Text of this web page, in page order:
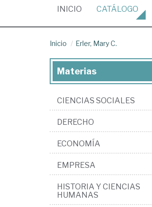
INICIO (CURRENT)
CATÁLOGO
Inicio Erler, Mary C.
Materias
CIENCIAS SOCIALES
DERECHO
ECONOMÍA
EMPRESA
HISTORIA Y CIENCIAS
HUMANAS